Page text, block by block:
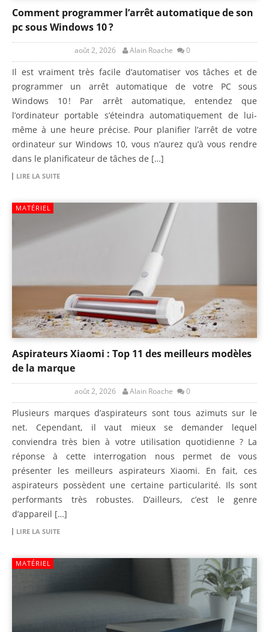
Comment programmer l’arrêt automatique de son
pc sous Windows 10 ?
août 2, 2026 Alain Roache 0
Il est vraiment très facile d’automatiser vos tâches et de
programmer un arrêt automatique de votre PC sous
Windows 10 ! Par arrêt automatique, entendez que
l’ordinateur portable s’éteindra automatiquement de lui-
même à une heure précise. Pour planifier l’arrêt de votre
ordinateur sur Windows 10, vous n’aurez qu’à vous rendre
dans le planificateur de tâches de […]
LIRE LA SUITE
MATÉRIEL
Aspirateurs Xiaomi : Top 11 des meilleurs modèles
de la marque
août 2, 2026 Alain Roache 0
Plusieurs marques d’aspirateurs sont tous azimuts sur le
net. Cependant, il vaut mieux se demander lequel
conviendra très bien à votre utilisation quotidienne ? La
réponse à cette interrogation nous permet de vous
présenter les meilleurs aspirateurs Xiaomi. En fait, ces
aspirateurs possèdent une certaine particularité. Ils sont
performants très robustes. D’ailleurs, c’est le genre
d’appareil […]
LIRE LA SUITE
MATÉRIEL